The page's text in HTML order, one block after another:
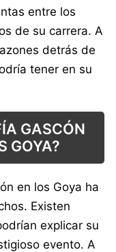
entre los
de su carrera. A
detrás de
tener en su
GASCÓN
GOYA?
en los Goya ha
Existen
explicar su
evento. A